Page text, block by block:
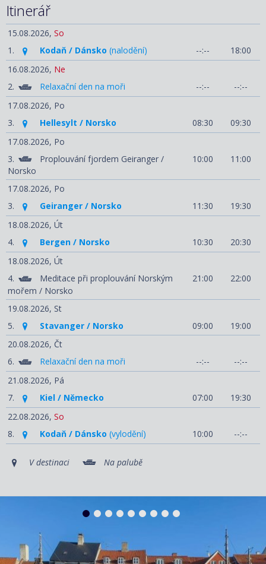
Itinerář
15.08.2026, So
1.
Kodaň / Dánsko (nalodění) --:--
18:00
16.08.2026, Ne
2.
Relaxační den na moři --:--
--:--
17.08.2026, Po
3.
Hellesylt / Norsko 08:30
09:30
17.08.2026, Po
3.
Proplouvání fjordem Geiranger /
Norsko
10:00 11:00
17.08.2026, Po
3.
Geiranger / Norsko 11:30
19:30
18.08.2026, Út
4.
Bergen / Norsko 10:30
20:30
18.08.2026, Út
4.
Meditace při proplouvání Norským
mořem / Norsko
21:00 22:00
19.08.2026, St
5.
Stavanger / Norsko 09:00
19:00
20.08.2026, Čt
6.
Relaxační den na moři --:--
--:--
21.08.2026, Pá
7.
Kiel / Německo 07:00
19:30
22.08.2026, So
8.
Kodaň / Dánsko (vylodění) 10:00 --:--
V destinaci Na palubě